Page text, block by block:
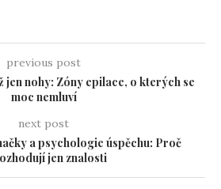
previous post
jen nohy: Zóny epilace, o kterých se
moc nemluví
next post
a psychologie úspěchu: Proč
jen znalosti